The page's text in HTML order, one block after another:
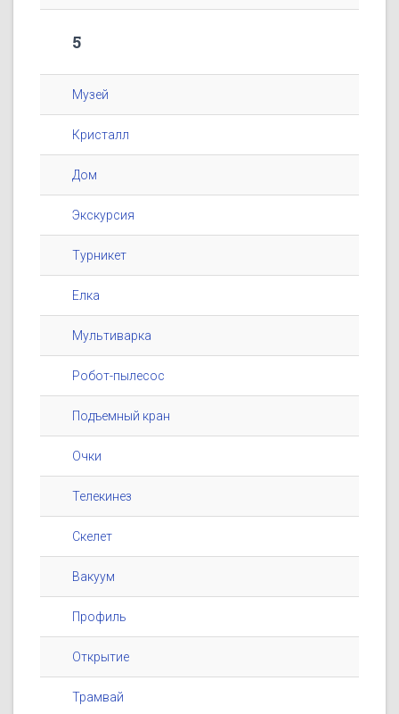
5
Музей
Кристалл
Дом
Экскурсия
Турникет
Елка
Мультиварка
Робот-пылесос
Подъемный кран
Очки
Телекинез
Скелет
Вакуум
Профиль
Открытие
Трамвай